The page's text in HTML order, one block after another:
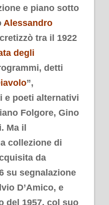
e piano sotto
Alessandro
tra il 1922
degli
detti
”,
e poeti alternativi
Folgore, Gino
Ma il
collezione di
da
su segnalazione
D’Amico, e
del 1957, col suo